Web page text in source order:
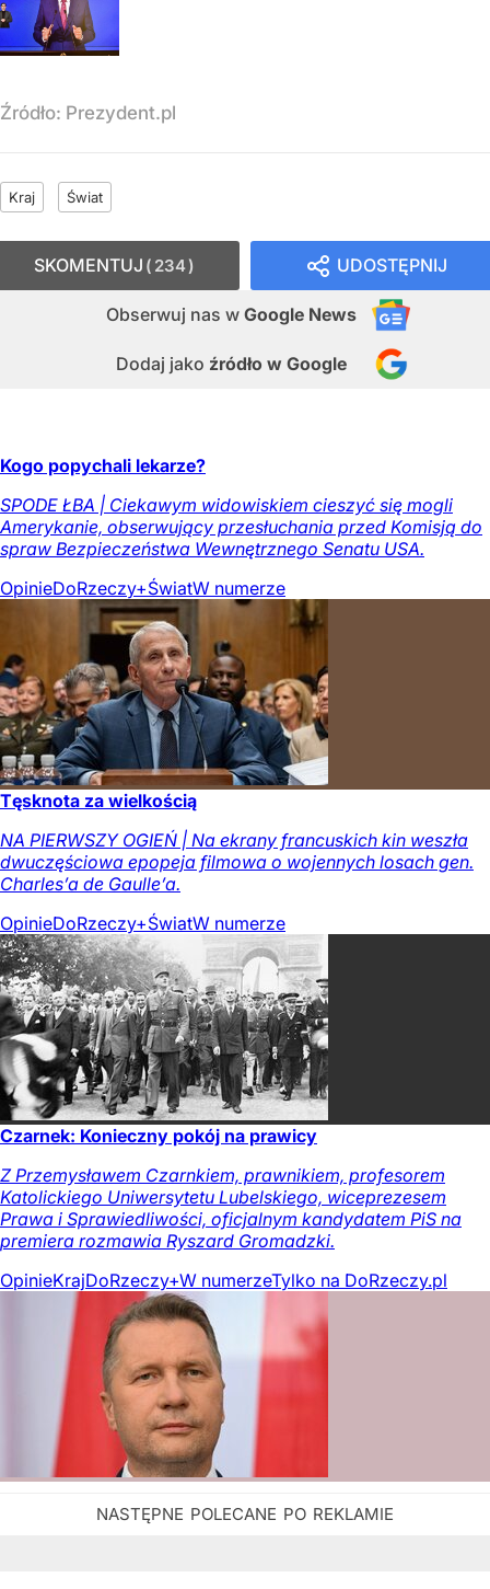
Źródło: Prezydent.pl
Kraj Świat
UDOSTĘPNIJ
Obserwuj nas w Google News
Dodaj jako źródło w Google
SKOMENTUJ 234
Kogo popychali lekarze?
SPODE ŁBA | Ciekawym widowiskiem cieszyć się mogli
Amerykanie, obserwujący przesłuchania przed Komisją do
spraw Bezpieczeństwa Wewnętrznego Senatu USA.
OpinieDoRzeczy+ŚwiatW numerze
Tęsknota za wielkością
NA PIERWSZY OGIEŃ | Na ekrany francuskich kin weszła
dwuczęściowa epopeja filmowa o wojennych losach gen.
Charles’a de Gaulle’a.
OpinieDoRzeczy+ŚwiatW numerze
Czarnek: Konieczny pokój na prawicy
Z Przemysławem Czarnkiem, prawnikiem, profesorem
Katolickiego Uniwersytetu Lubelskiego, wiceprezesem
Prawa i Sprawiedliwości, oficjalnym kandydatem PiS na
premiera rozmawia Ryszard Gromadzki.
OpinieKrajDoRzeczy+W numerzeTylko na DoRzeczy.pl